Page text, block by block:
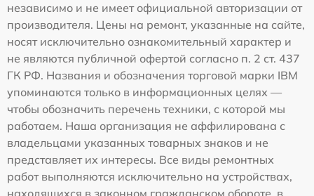
независимо и не имеет официальной авторизации от
производителя. Цены на ремонт, указанные на сайте,
носят исключительно ознакомительный характер и
не являются публичной офертой согласно п. 2 ст. 437
ГК РФ. Названия и обозначения торговой марки IBM
упоминаются только в информационных целях —
чтобы обозначить перечень техники, с которой мы
работаем. Наша организация не аффилирована с
владельцами указанных товарных знаков и не
представляет их интересы. Все виды ремонтных
работ выполняются исключительно на устройствах,